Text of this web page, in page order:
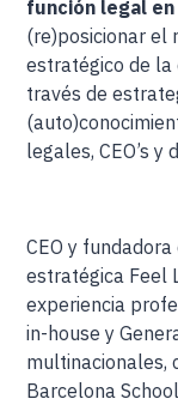
función legal
(re)posicionar el
estratégico de la
través de
legales, CEO’s y
CEO y
estratégica Feel
experiencia
in-house y
multinacionales,
Barcelona